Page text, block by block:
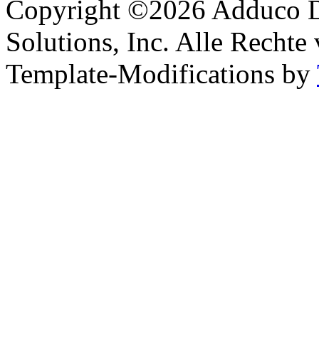
Copyright ©2026 Adduco
Solutions, Inc. Alle Rechte
Template-Modifications by